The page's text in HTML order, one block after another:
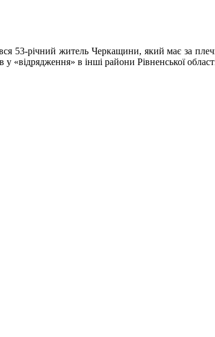
53-річний житель Черкащини, який має за
«відрядження» в інші райони Рівненської